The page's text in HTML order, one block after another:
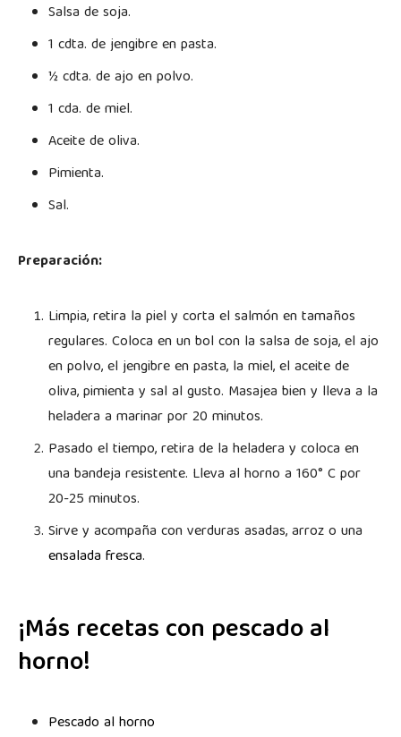
Salsa de soja.
1 cdta. de jengibre en pasta.
½ cdta. de ajo en polvo.
1 cda. de miel.
Aceite de oliva.
Pimienta.
Sal.
Preparación:
Limpia, retira la piel y corta el salmón en tamaños
regulares. Coloca en un bol con la salsa de soja, el ajo
en polvo, el jengibre en pasta, la miel, el aceite de
oliva, pimienta y sal al gusto. Masajea bien y lleva a la
heladera a marinar por 20 minutos.
Pasado el tiempo, retira de la heladera y coloca en
una bandeja resistente. Lleva al horno a 160° C por
20-25 minutos.
Sirve y acompaña con verduras asadas, arroz o una
ensalada fresca.
¡Más recetas con pescado al
horno!
Pescado al horno